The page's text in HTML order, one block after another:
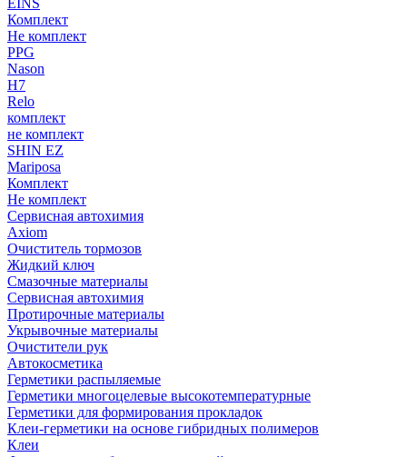
EINS
Комплект
Не комплект
PPG
Nason
H7
Relo
комплект
не комплект
SHIN EZ
Mariposa
Комплект
Не комплект
Сервисная автохимия
Axiom
Очиститель тормозов
Жидкий ключ
Смазочные материалы
Сервисная автохимия
Протирочные материалы
Укрывочные материалы
Очистители рук
Автокосметика
Герметики распыляемые
Герметики многоцелевые высокотемпературные
Герметики для формирования прокладок
Клеи-герметики на основе гибридных полимеров
Клеи